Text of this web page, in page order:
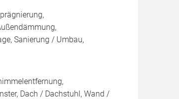
Sanierung / Umbau,
Dach / Dachstuhl, Wand /